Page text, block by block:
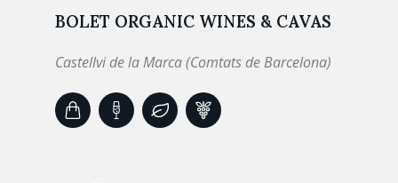
BOLET ORGANIC WINES & CAVAS
Castellvi de la Marca (Comtats de Barcelona)